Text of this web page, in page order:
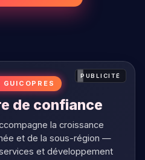
la croissance
et de la sous-région —
et développement
plus